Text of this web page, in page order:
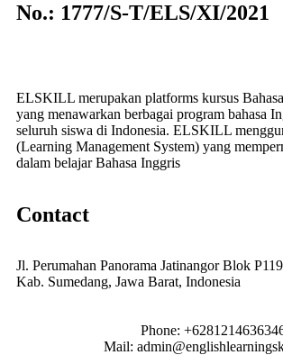
No.: 1777/S-T/ELS/XI/2021
ELSKILL merupakan platforms kursus
yang menawarkan berbagai program bahasa
seluruh siswa di Indonesia. ELSKILL
(Learning Management System) yang
dalam belajar Bahasa Inggris
Contact
Jl. Perumahan Panorama Jatinangor Blok
Kab. Sumedang, Jawa Barat, Indonesia
Phone:
Mail: